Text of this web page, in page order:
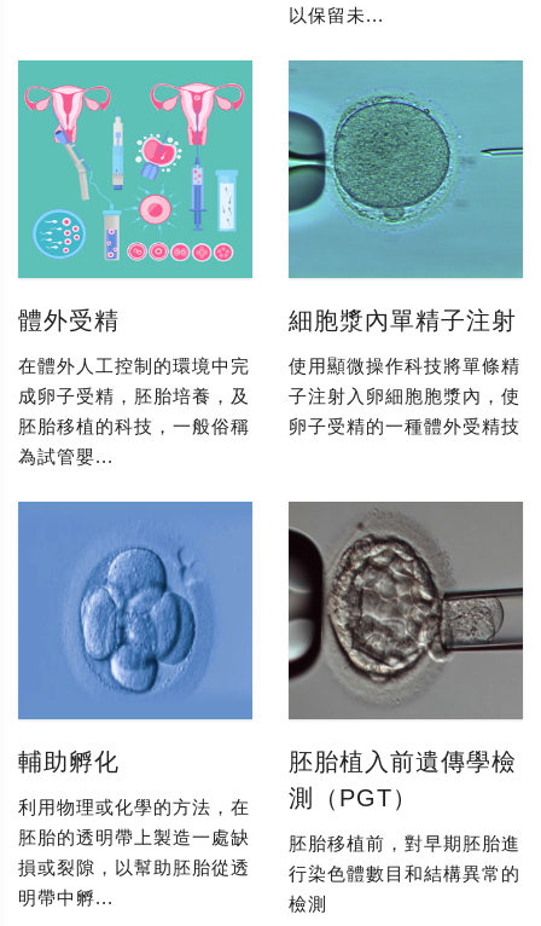
以保留未...
體外受精
在體外人工控制的環境中完
成卵子受精，胚胎培養，及
胚胎移植的科技，一般俗稱
為試管嬰...
細胞漿內單精子注射
使用顯微操作科技將單條精
子注射入卵細胞胞漿內，使
卵子受精的一種體外受精技
輔助孵化
利用物理或化學的方法，在
胚胎的透明帶上製造一處缺
損或裂隙，以幫助胚胎從透
明帶中孵...
胚胎植入前遺傳學檢
測（PGT）
胚胎移植前，對早期胚胎進
行染色體數目和結構異常的
檢測